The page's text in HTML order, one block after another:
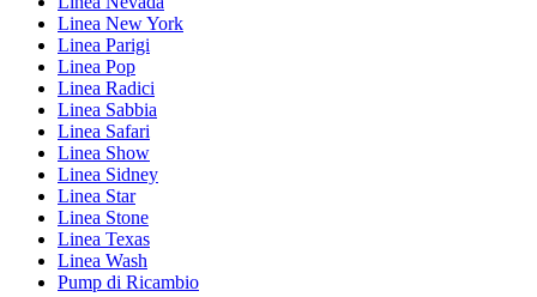
Linea New York
Linea Parigi
Linea Pop
Linea Radici
Linea Sabbia
Linea Safari
Linea Show
Linea Sidney
Linea Star
Linea Stone
Linea Texas
Linea Wash
Pump di Ricambio